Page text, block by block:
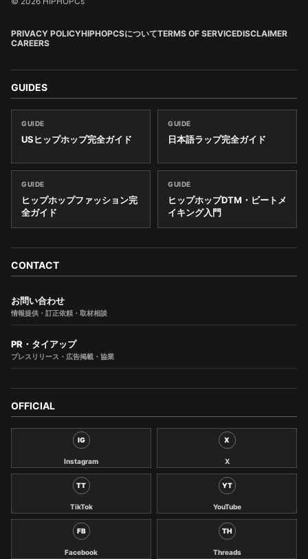
PRIVACY POLICYHIPHOPCSについてTERMS OF SERVICEDISCLAIMER
CAREERS
GUIDES
GUIDE
USヒップホップ完全ガイド
GUIDE
日本語ラップ完全ガイド
GUIDE
ヒップホップファッション完
全ガイド
GUIDE
ヒップホップDTM・ビートメ
イキング入門
CONTACT
お問い合わせ
情報提供・訂正依頼・取材相談
PR・タイアップ
プレスリリース・広告掲載・協業
OFFICIAL
IG
Instagram
X
X
TT
TikTok
YT
YouTube
FB
Facebook
TH
Threads